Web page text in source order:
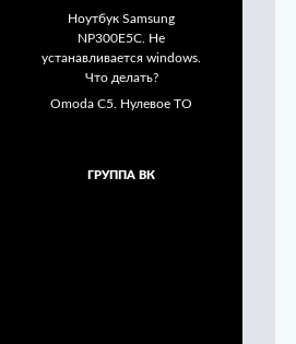
Ноутбук Samsung
NP300E5C. Не
устанавливается windows.
Что делать?
Omoda C5. Нулевое ТО
ГРУППА ВК